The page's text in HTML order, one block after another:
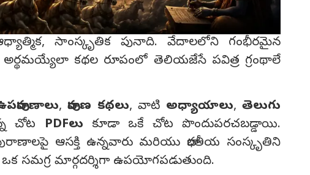
సాంస్కృతిక పునాది. వేదాలలోని గంభీరమైన
అర్థమయ్యేలా కథల రూపంలో తెలియజేసే పవిత్ర గ్రంథాలే
,పురాణ కథలు, వాటి అధ్యాయాలు,తెలుగు
చోట PDFలు కూడా ఒకే చోట పొందుపరచబడ్డాయి.
ఆసక్తి ఉన్నవారు మరియు భారతీయ సంస్కృతిని
ఒక సమగ్ర మార్గదర్శిగా ఉపయోగపడుతుంది.